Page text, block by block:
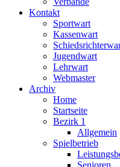
Kontakt
Sportwart
Kassenwart
Jugendwart
Lehrwart
Webmaster
Archiv
Home
Startseite
Bezirk 1
Allgemein
Spielbetrieb